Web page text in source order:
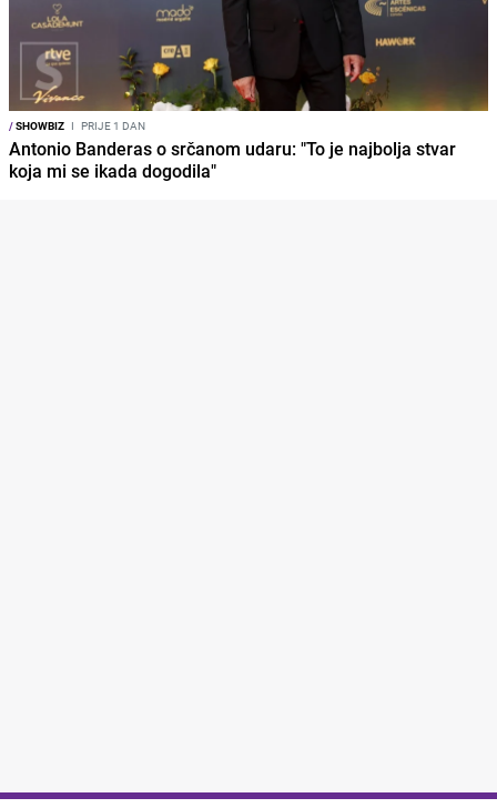
/SHOWBIZ I PRIJE 1 DAN
Antonio Banderas o srčanom udaru: "To je najbolja stvar
koja mi se ikada dogodila"